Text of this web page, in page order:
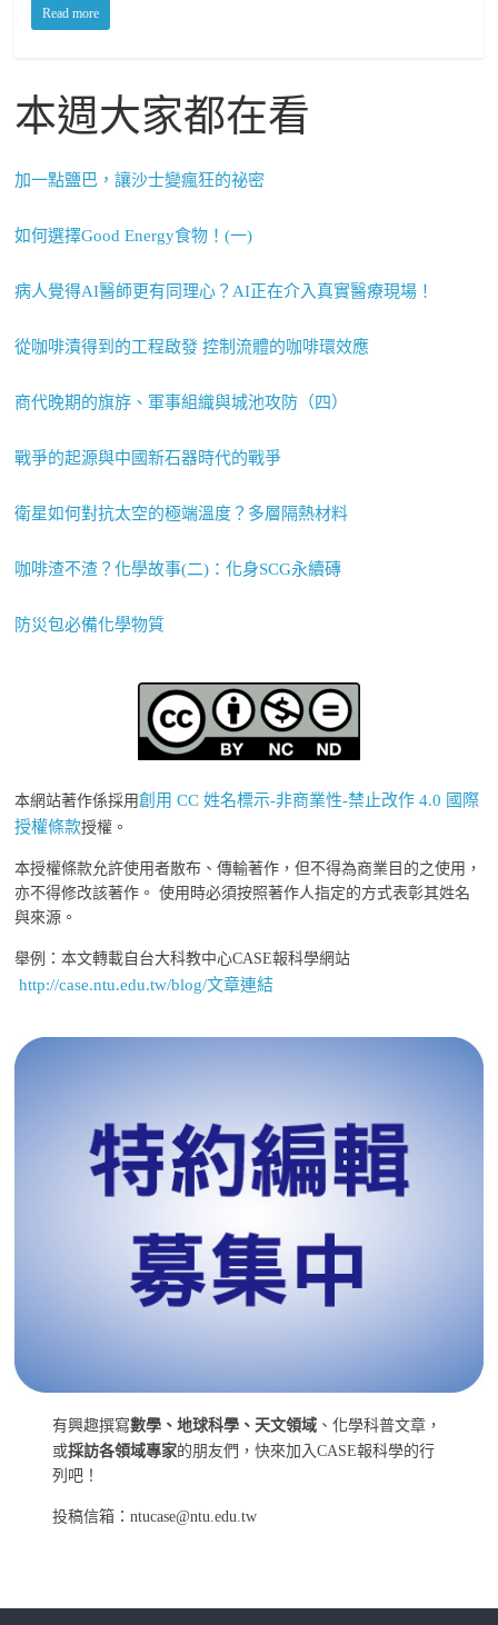
Read more
本週大家都在看
加一點鹽巴，讓沙士變瘋狂的祕密
如何選擇Good Energy食物！(一)
病人覺得AI醫師更有同理心？AI正在介入真實醫療現場！
從咖啡漬得到的工程啟發 控制流體的咖啡環效應
商代晚期的旗斿、軍事組織與城池攻防（四）
戰爭的起源與中國新石器時代的戰爭
衛星如何對抗太空的極端溫度？多層隔熱材料
咖啡渣不渣？化學故事(二)：化身SCG永續磚
防災包必備化學物質
本網站著作係採用創用 CC 姓名標示-非商業性-禁止改作 4.0 國際
授權條款授權。
本授權條款允許使用者散布、傳輸著作，但不得為商業目的之使用，
亦不得修改該著作。 使用時必須按照著作人指定的方式表彰其姓名
與來源。
舉例：本文轉載自台大科教中心CASE報科學網站
http://case.ntu.edu.tw/blog/文章連結
有興趣撰寫數學、地球科學、天文領域 、化學科普文章，
或採訪各領域專家的朋友們，快來加入CASE報科學的行
列吧！
投稿信箱：ntucase@ntu.edu.tw